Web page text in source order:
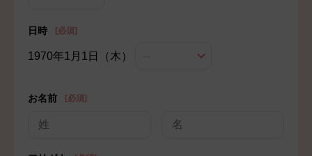
日時 [必須]
1970年1月1日（木）
お名前 [必須]